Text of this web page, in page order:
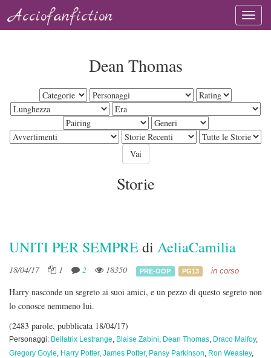
Acciofanfiction
Dean Thomas
Storie
UNITI PER SEMPREdi AeliaCamilia
18/04/17 1 2 18350 PRE-OOP PG13 in corso
Harry nasconde un segreto ai suoi amici, e un pezzo di questo segreto non
lo conosce nemmeno lui.
(2483 parole, pubblicata 18/04/17)
Personaggi: Bellatrix Lestrange, Blaise Zabini, Dean Thomas, Draco Malfoy,
Gregory Goyle, Harry Potter, James Potter, Pansy Parkinson, Ron Weasley,